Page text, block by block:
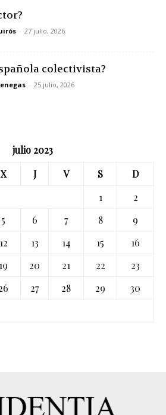
- 27 julio, 2026
colectivista?
- 25 julio, 2026
julio 2023
X J V S
D
1
2
5 6 7 8
9
12 13 14 15
16
19 20 21 22
23
27 28 29
30